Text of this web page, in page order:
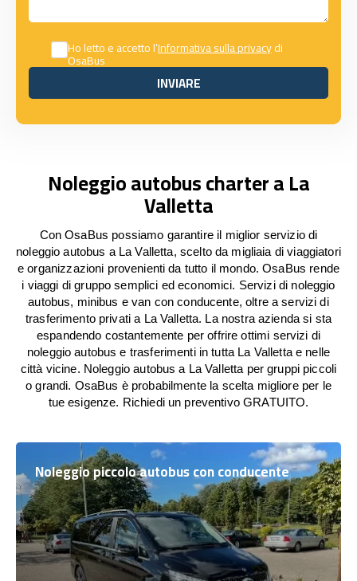
Ho letto e accetto l’Informativa sulla privacydi
OsaBus
INVIARE
INVIARE
Noleggio autobus charter a La
Valletta
Con OsaBus possiamo garantire il miglior servizio di
noleggio autobus a La Valletta, scelto da migliaia di viaggiatori
e organizzazioni provenienti da tutto il mondo. OsaBus rende
i viaggi di gruppo semplici ed economici. Servizi di noleggio
autobus, minibus e van con conducente, oltre a servizi di
trasferimento privati a La Valletta. La nostra azienda si sta
espandendo costantemente per offrire ottimi servizi di
noleggio autobus e trasferimenti in tutta La Valletta e nelle
città vicine. Noleggio autobus a La Valletta per gruppi piccoli
o grandi. OsaBus è probabilmente la scelta migliore per le
tue esigenze. Richiedi un preventivo GRATUITO.
Noleggio piccolo autobus con conducente